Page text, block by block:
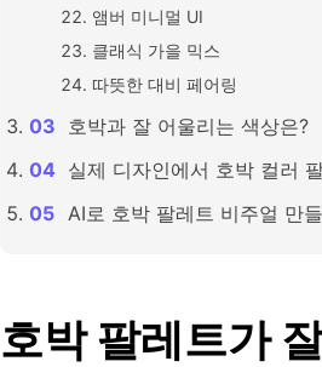
앰버 미니멀 UI
클래식 가을 믹스
따뜻한 대비 페어링
호박과 잘 어울리는 색상은?
실제 디자인에서 호박 컬러
AI로 호박 팔레트 비주얼 만
호박 팔레트가